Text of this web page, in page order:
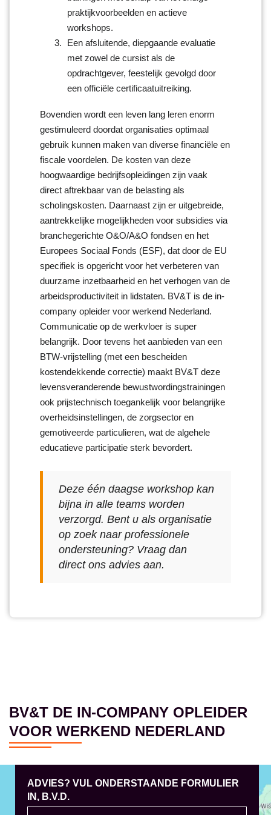
praktijkvoorbeelden en actieve
workshops.
Een afsluitende, diepgaande evaluatie
met zowel de cursist als de
opdrachtgever, feestelijk gevolgd door
een officiële certificaatuitreiking.
Bovendien wordt een leven lang leren enorm
gestimuleerd doordat organisaties optimaal
gebruik kunnen maken van diverse financiële en
fiscale voordelen. De kosten van deze
hoogwaardige bedrijfsopleidingen zijn vaak
direct aftrekbaar van de belasting als
scholingskosten. Daarnaast zijn er uitgebreide,
aantrekkelijke mogelijkheden voor subsidies via
branchegerichte O&O/A&O fondsen en het
Europees Sociaal Fonds (ESF), dat door de EU
specifiek is opgericht voor het verbeteren van
duurzame inzetbaarheid en het verhogen van de
arbeidsproductiviteit in lidstaten. BV&T is de in-
company opleider voor werkend Nederland.
Communicatie op de werkvloer is super
belangrijk. Door tevens het aanbieden van een
BTW-vrijstelling (met een bescheiden
kostendekkende correctie) maakt BV&T deze
levensveranderende bewustwordingstrainingen
ook prijstechnisch toegankelijk voor belangrijke
overheidsinstellingen, de zorgsector en
gemotiveerde particulieren, wat de algehele
educatieve participatie sterk bevordert.
Deze één daagse workshop kan
bijna in alle teams worden
verzorgd. Bent u als organisatie
op zoek naar professionele
ondersteuning? Vraag dan
direct ons advies aan.
BV&T DE IN-COMPANY OPLEIDER
VOOR WERKEND NEDERLAND
ADVIES? VUL ONDERSTAANDE FORMULIER
IN, B.V.D.